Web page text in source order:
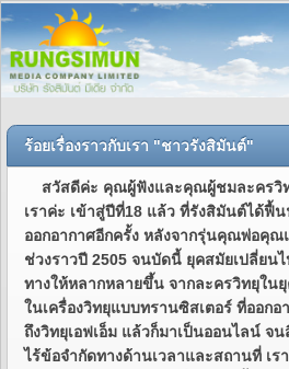
ร้อยเรื่องราวกับเรา "ชาวรังสิมันต์"
สวัสดีค่ะ คุณผู้ฟังและคุณผู้ชมละครวิท
เราค่ะ เข้าสู่ปีที่18 แล้ว ที่รังสิมันต์ได้ฟื้
ออกอากาศอีกครั้ง หลังจากรุ่นคุณพ่อคุณ
ช่วงราวปี 2505 จนบัดนี้ ยุคสมัยเปลี่ยน
ทางให้หลากหลายขึ้น จากละครวิทยุใน
ในเครื่องวิทยุแบบทรานซิสเตอร์ ที่ออกอ
ถึงวิทยุเอฟเอ็ม แล้วก็มาเป็นออนไลน์ จ
ไร้ข้อจำกัดทางด้านเวลาและสถานที่ เร